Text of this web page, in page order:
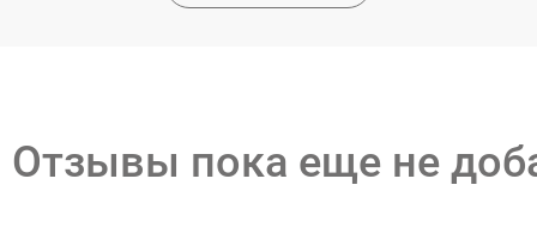
Отзывы пока еще не